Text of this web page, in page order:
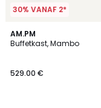
30% VANAF 2*
AM.PM
Buffetkast, Mambo
529.00 €
3.5
/ 5